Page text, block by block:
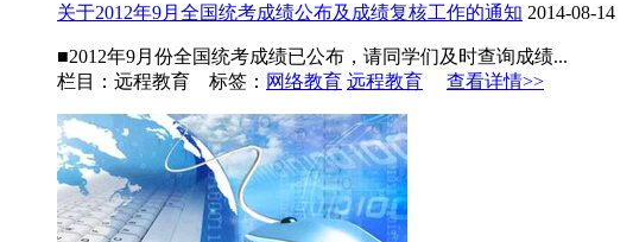
关于2012年9月全国统考成绩公布及成绩复核工作的通知 2014-08-14
■2012年9月份全国统考成绩已公布，请同学们及时查询成绩...
栏目：远程教育 标签： 网络教育 远程教育 查看详情>>